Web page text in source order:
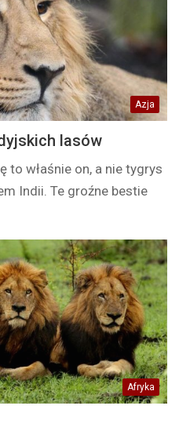
Azja
lasów
to właśnie on, a nie tygrys
Indii. Te groźne bestie
Afryka